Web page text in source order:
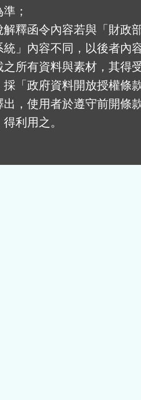
；
解釋函令內容若與「財政
統」內容不同，以後者內
之所有資料與素材，其得
採「政府資料開放授權條
出，使用者於遵守前開條
利用之。